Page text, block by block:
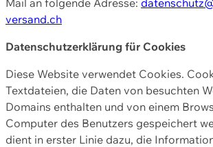
versand.ch
Datenschutzerklärung für Cookies
Diese Website verwendet Cookies.
Textdateien, die Daten von besuchten
Domains enthalten und von einem
Computer des Benutzers gespeichert
dient in erster Linie dazu, die